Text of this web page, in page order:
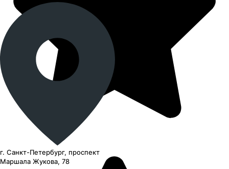
г. Санкт-Петербург, проспект
Маршала Жукова, 78